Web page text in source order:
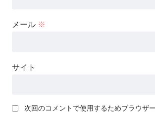
メール ※
サイト
次回のコメントで使用するためブラウザ